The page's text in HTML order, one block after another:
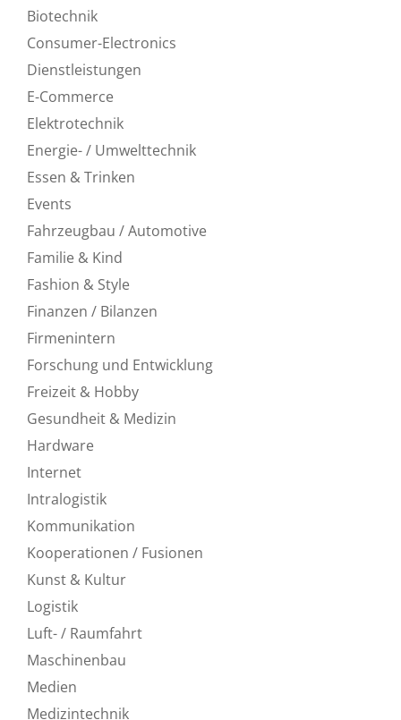
Biotechnik
Consumer-Electronics
Dienstleistungen
E-Commerce
Elektrotechnik
Energie- / Umwelttechnik
Essen & Trinken
Events
Fahrzeugbau / Automotive
Familie & Kind
Fashion & Style
Finanzen / Bilanzen
Firmenintern
Forschung und Entwicklung
Freizeit & Hobby
Gesundheit & Medizin
Hardware
Internet
Intralogistik
Kommunikation
Kooperationen / Fusionen
Kunst & Kultur
Logistik
Luft- / Raumfahrt
Maschinenbau
Medien
Medizintechnik